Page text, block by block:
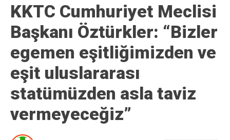
KKTC Cumhuriyet Meclisi
Başkanı Öztürkler: “Bizler
egemen eşitliğimizden ve
eşit uluslararası
statümüzden asla taviz
vermeyeceğiz”